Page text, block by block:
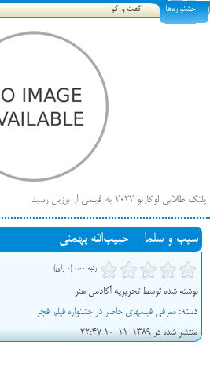
جشنواره‌ها گفت و گو
پلنگ طلایی لوکارنو ۲۰۲۲ به فیلمی از برزیل رسید
فهرست فیلم‌های بخش مسابقه جشنواره فیلم ونیز ۲۰۲۲ مشخص شد، سهم پررنگ ایرانی‌ها
بیرون راندن فیلم‌های منتسب به حامیان کرملین از
سیب و سلما – حبيب‌الله بهمني
رتبه 0.00 (0 رای)
نوشته شده توسط تحریریه آکادمی هنر
دسته: معرفی فیلم‎های حاضر در جشنواره فیلم فجر
منتشر شده در 1389-11-10 22:47